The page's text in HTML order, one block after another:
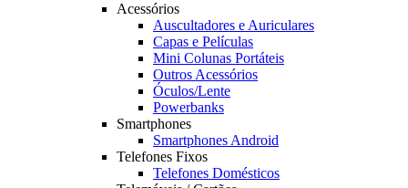
Acessórios
Auscultadores e Auriculares
Capas e Películas
Mini Colunas Portáteis
Outros Acessórios
Óculos/Lente
Powerbanks
Smartphones
Smartphones Android
Telefones Fixos
Telefones Domésticos